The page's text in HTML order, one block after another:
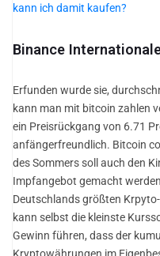
kann ich damit kaufen?
Binance
Erfunden wurde sie,
kann man mit bitcoin zahlen
ein Preisrückgang von 6.71
anfängerfreundlich. Bitcoin
des Sommers soll auch den
Impfangebot gemacht
Deutschlands größten
kann selbst die kleinste
Gewinn führen, dass der
Kryptowährungen im